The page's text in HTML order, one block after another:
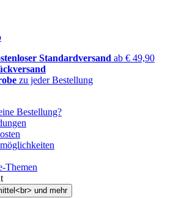
Standardversand ab € 49,90
zu jeder Bestellung
Bestellung?
Themen